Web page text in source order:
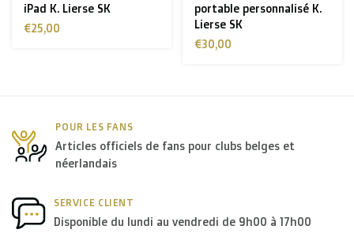
iPad K. Lierse SK
€25,00
portable personnalisé K.
Lierse SK
€30,00
POUR LES FANS
Articles officiels de fans pour clubs belges et
néerlandais
SERVICE CLIENT
Disponible du lundi au vendredi de 9h00 à 17h00